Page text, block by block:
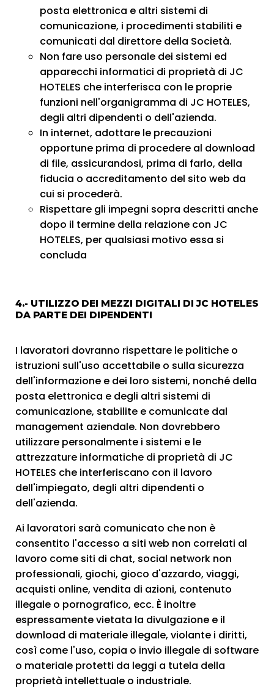
posta elettronica e altri sistemi di
comunicazione, i procedimenti stabiliti e
comunicati dal direttore della Società.
Non fare uso personale dei sistemi ed
apparecchi informatici di proprietà di JC
HOTELES che interferisca con le proprie
funzioni nell'organigramma di JC HOTELES,
degli altri dipendenti o dell'azienda.
In internet, adottare le precauzioni
opportune prima di procedere al download
di file, assicurandosi, prima di farlo, della
fiducia o accreditamento del sito web da
cui si procederà.
Rispettare gli impegni sopra descritti anche
dopo il termine della relazione con JC
HOTELES, per qualsiasi motivo essa si
concluda
4.- UTILIZZO DEI MEZZI DIGITALI DI JC HOTELES
DA PARTE DEI DIPENDENTI
I lavoratori dovranno rispettare le politiche o
istruzioni sull'uso accettabile o sulla sicurezza
dell'informazione e dei loro sistemi, nonché della
posta elettronica e degli altri sistemi di
comunicazione, stabilite e comunicate dal
management aziendale. Non dovrebbero
utilizzare personalmente i sistemi e le
attrezzature informatiche di proprietà di JC
HOTELES che interferiscano con il lavoro
dell'impiegato, degli altri dipendenti o
dell'azienda.
Ai lavoratori sarà comunicato che non è
consentito l'accesso a siti web non correlati al
lavoro come siti di chat, social network non
professionali, giochi, gioco d'azzardo, viaggi,
acquisti online, vendita di azioni, contenuto
illegale o pornografico, ecc. È inoltre
espressamente vietata la divulgazione e il
download di materiale illegale, violante i diritti,
così come l'uso, copia o invio illegale di software
o materiale protetti da leggi a tutela della
proprietà intellettuale o industriale.